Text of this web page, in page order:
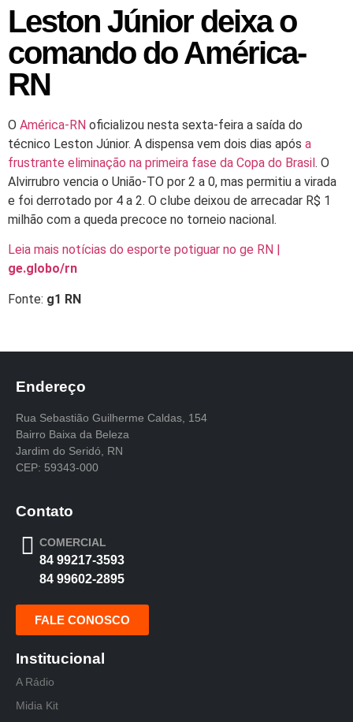
Leston Júnior deixa o
comando do América-
RN
O América-RN oficializou nesta sexta-feira a saída do
técnico Leston Júnior. A dispensa vem dois dias após a
frustrante eliminação na primeira fase da Copa do Brasil. O
Alvirrubro vencia o União-TO por 2 a 0, mas permitiu a virada
e foi derrotado por 4 a 2. O clube deixou de arrecadar R$ 1
milhão com a queda precoce no torneio nacional.
Leia mais notícias do esporte potiguar no ge RN |
ge.globo/rn
Fonte: g1 RN
Endereço
Rua Sebastião Guilherme Caldas, 154
Bairro Baixa da Beleza
Jardim do Seridó, RN
CEP: 59343-000
Contato
COMERCIAL
84 99217-3593
84 99602-2895
FALE CONOSCO
Institucional
A Rádio
Midia Kit